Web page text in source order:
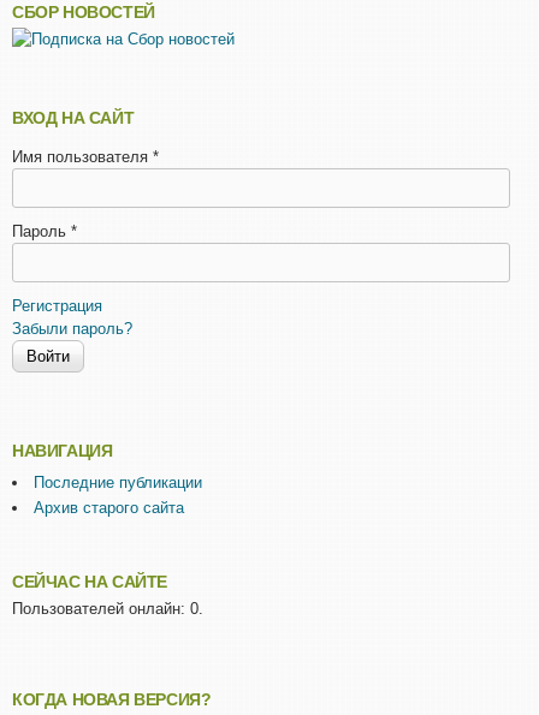
СБОР НОВОСТЕЙ
ВХОД НА САЙТ
Имя пользователя *
Пароль *
Регистрация
Забыли пароль?
НАВИГАЦИЯ
Последние публикации
Архив старого сайта
СЕЙЧАС НА САЙТЕ
Пользователей онлайн: 0.
КОГДА НОВАЯ ВЕРСИЯ?